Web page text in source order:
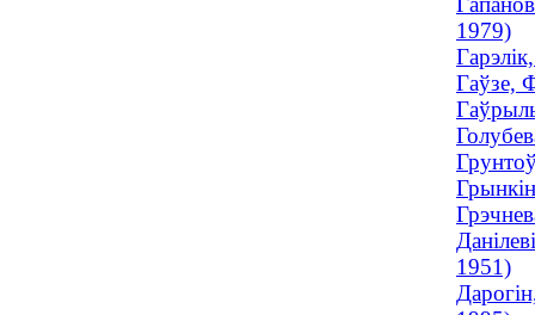
1979)
Гаўзе,
1951)